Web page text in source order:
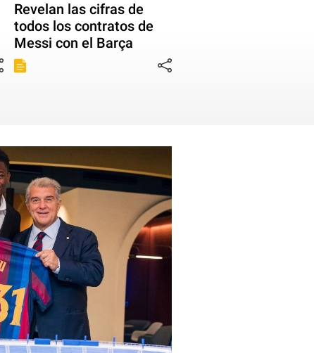
Revelan las cifras de
todos los contratos de
Messi con el Barça